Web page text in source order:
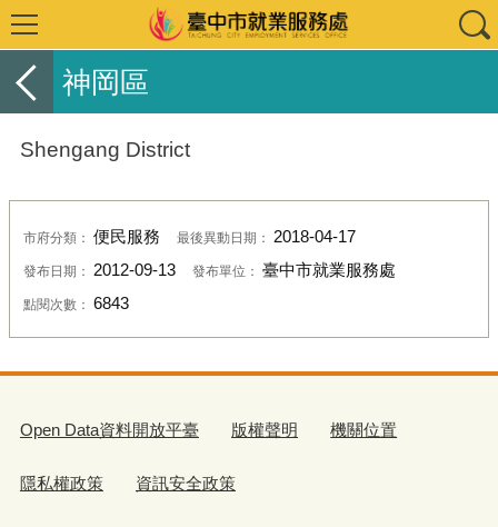
神岡區
Shengang District
市府分類： 便民服務 最後異動日期： 2018-04-17
發布日期： 2012-09-13 發布單位： 臺中市就業服務處
點閱次數： 6843
Open Data資料開放平臺 版權聲明 機關位置
隱私權政策 資訊安全政策